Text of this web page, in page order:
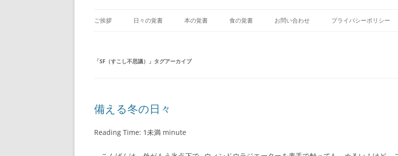
ご挨拶 日々の覚書 本の覚書 食の覚書 お問い合わせ プライバシーポリシー
「SF（すこし不思議） 」タグアーカイブ
備える冬の日々
Reading Time: 1未満 minute